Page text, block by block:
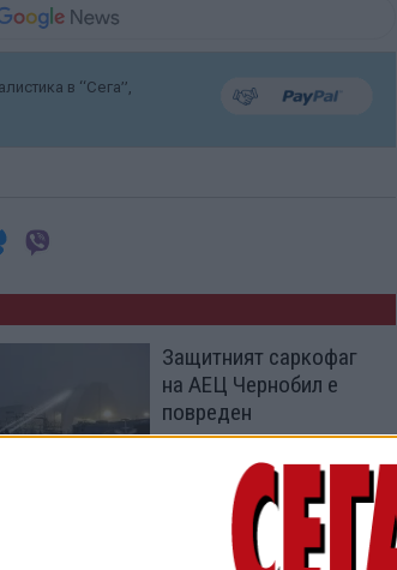
в “Сега”,
Защитният саркофаг
на АЕЦ Чернобил е
повреден
Взрив разтърси